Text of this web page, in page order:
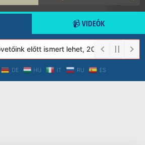
📹 VIDEÓK
előtt ismert lehet, 2023-tól a
DE HU IT RU ES